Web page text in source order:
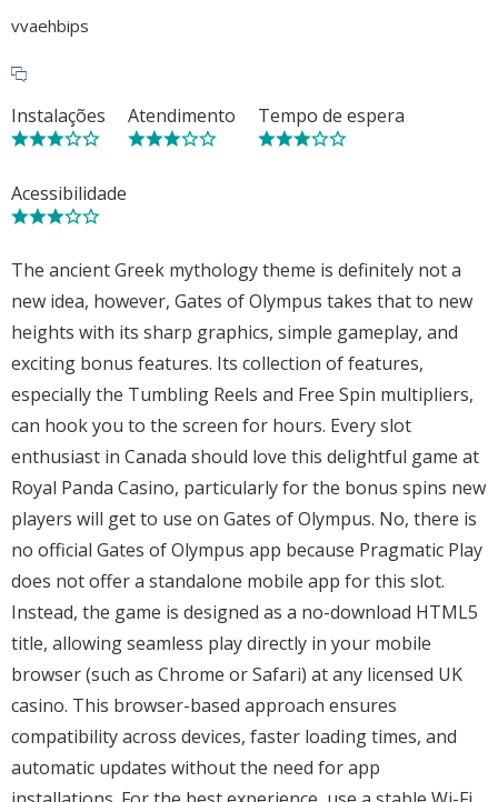
vvaehbips
Instalações Atendimento Tempo de espera
Acessibilidade
The ancient Greek mythology theme is definitely not a
new idea, however, Gates of Olympus takes that to new
heights with its sharp graphics, simple gameplay, and
exciting bonus features. Its collection of features,
especially the Tumbling Reels and Free Spin multipliers,
can hook you to the screen for hours. Every slot
enthusiast in Canada should love this delightful game at
Royal Panda Casino, particularly for the bonus spins new
players will get to use on Gates of Olympus. No, there is
no official Gates of Olympus app because Pragmatic Play
does not offer a standalone mobile app for this slot.
Instead, the game is designed as a no-download HTML5
title, allowing seamless play directly in your mobile
browser (such as Chrome or Safari) at any licensed UK
casino. This browser-based approach ensures
compatibility across devices, faster loading times, and
automatic updates without the need for app